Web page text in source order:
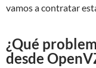
vamos a contratar
¿Qué
desde